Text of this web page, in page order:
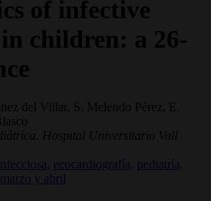
of infective
children: a 26-
del Villar, S. Melendo Pérez, E.
Hospital Universitario Vall
ecocardiografía, pediatría,
y abril